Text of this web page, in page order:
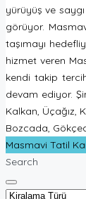
yürüyüş ve
görüyor.
taşımayı
hizmet veren
kendi takip
devam ediyor.
Kalkan, Üçağız,
Bozcada,
Masmavi Tatil
Search